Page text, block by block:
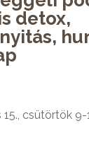
detox,
15., csütörtök